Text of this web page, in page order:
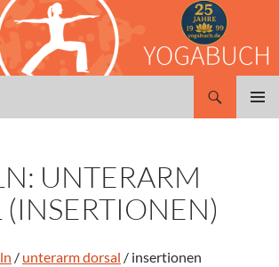
UNTERARM
(INSERTIONEN)
/ unterarm dorsal / insertionen